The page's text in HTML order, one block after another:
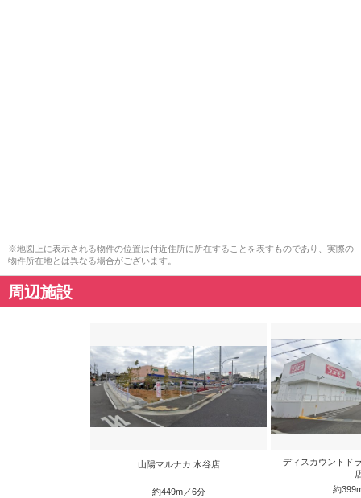
※地図上に表示される物件の位置は付近住所に所在することを表すものであり、実際の
物件所在地とは異なる場合がございます。
周辺施設
山陽マルナカ 水谷店
約449m／6分
ディスカウントド
約